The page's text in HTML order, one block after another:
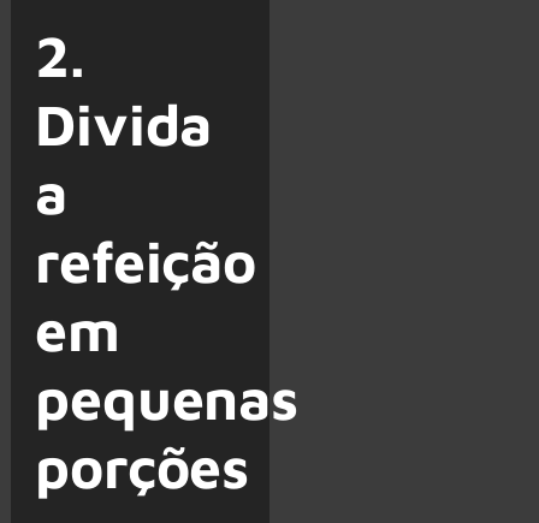
2.
Divida
a
refeição
em
pequenas
porções